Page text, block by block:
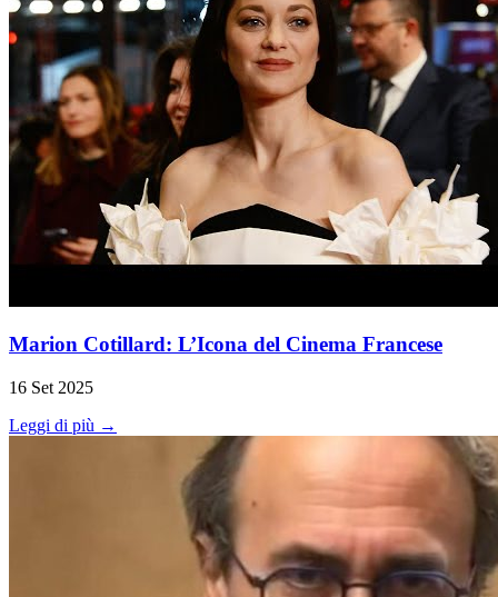
Marion Cotillard: L’Icona del Cinema Francese
16 Set 2025
Leggi di più →